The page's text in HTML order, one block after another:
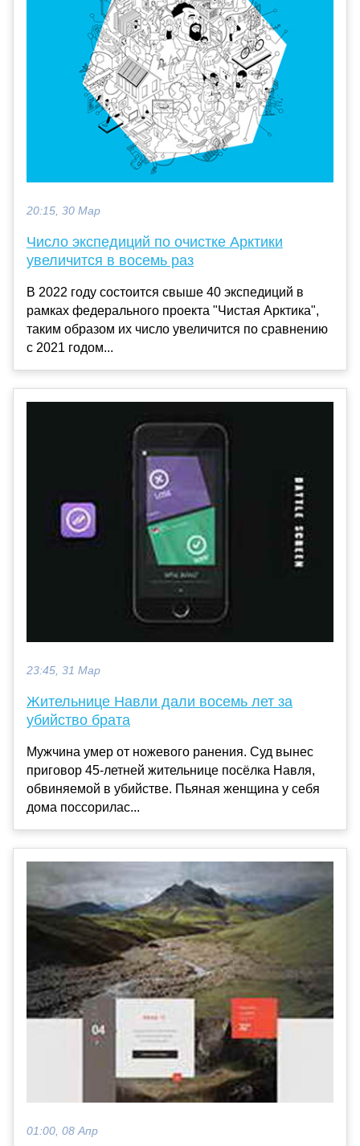
20:15, 30 Мар
Число экспедиций по очистке Арктики
увеличится в восемь раз
В 2022 году состоится свыше 40 экспедиций в
рамках федерального проекта "Чистая Арктика",
таким образом их число увеличится по сравнению
с 2021 годом...
23:45, 31 Мар
Жительнице Навли дали восемь лет за
убийство брата
Мужчина умер от ножевого ранения. Суд вынес
приговор 45-летней жительнице посёлка Навля,
обвиняемой в убийстве. Пьяная женщина у себя
дома поссорилас...
01:00, 08 Апр